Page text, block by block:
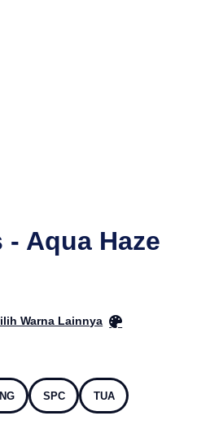
Aqua Haze
Warna Lainnya
SPC TUA